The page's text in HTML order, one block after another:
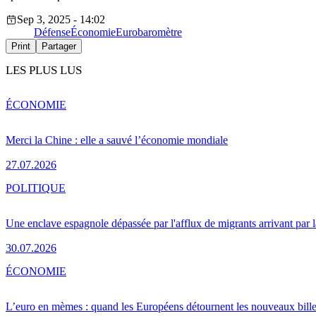
Sep 3, 2025 - 14:02
DéfenseÉconomieEurobaromètre
Print Partager
LES PLUS LUS
Merci la Chine : elle a sauvé l’économie mondiale
27.07.2026
ÉCONOMIE
Une enclave espagnole dépassée par l'afflux de migrants arrivant par
30.07.2026
POLITIQUE
L’euro en mèmes : quand les Européens détournent les nouveaux
ÉCONOMIE